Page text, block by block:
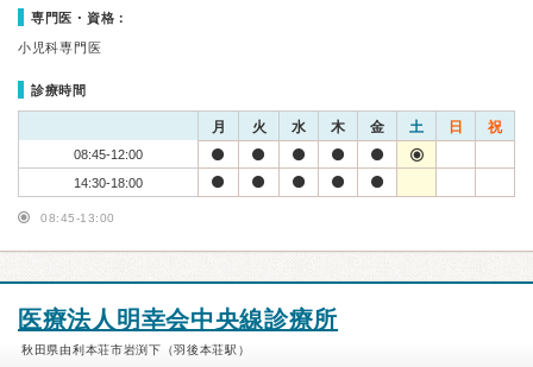
専門医・資格：
小児科専門医
診療時間
月 火 水 木 金 土 日 祝
08:45-12:00
14:30-18:00
08:45-13:00
医療法人明幸会中央線診療所
秋田県由利本荘市岩渕下（羽後本荘駅）